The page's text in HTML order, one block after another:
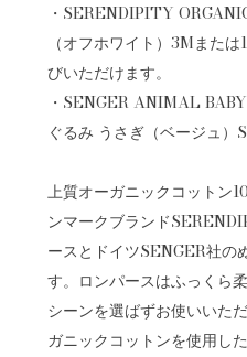
・SERENDIPITY
（オフホワイト）3Mまた
びいただけます。
・SENGER ANIMAL
ぐるみ うさぎ（ベージュ）
上質オーガニックコットン
ンマークブランド
ースとドイツSENGER社の
す。ロンパースはふっくら
シーンを選ばずお使いいた
ガニックコットンを使用し